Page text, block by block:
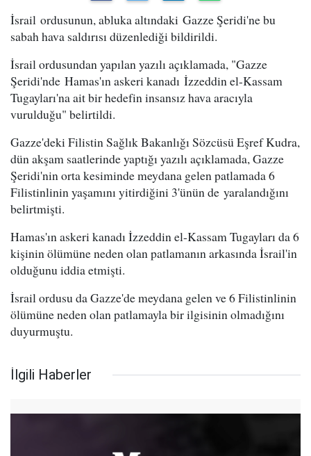
İsrail ordusunun, abluka altındaki Gazze Şeridi'ne bu
sabah hava saldırısı düzenlediği bildirildi.
İsrail ordusundan yapılan yazılı açıklamada, "Gazze
Şeridi'nde Hamas'ın askeri kanadı İzzeddin el-Kassam
Tugayları'na ait bir hedefin insansız hava aracıyla
vurulduğu" belirtildi.
Gazze'deki Filistin Sağlık Bakanlığı Sözcüsü Eşref Kudra,
dün akşam saatlerinde yaptığı yazılı açıklamada, Gazze
Şeridi'nin orta kesiminde meydana gelen patlamada 6
Filistinlinin yaşamını yitirdiğini 3'ünün de yaralandığını
belirtmişti.
Hamas'ın askeri kanadı İzzeddin el-Kassam Tugayları da 6
kişinin ölümüne neden olan patlamanın arkasında İsrail'in
olduğunu iddia etmişti.
İsrail ordusu da Gazze'de meydana gelen ve 6 Filistinlinin
ölümüne neden olan patlamayla bir ilgisinin olmadığını
duyurmuştu.
İlgili Haberler